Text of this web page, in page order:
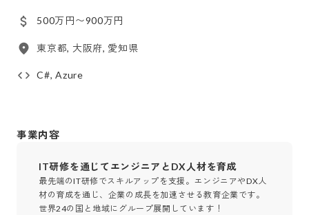
500万円〜900万円
東京都, 大阪府, 愛知県
C#, Azure
事業内容
IT研修を通じてエンジニアとDX人材を育成
最先端のIT研修でスキルアップを支援。エンジニアやDX人
材の育成を通じ、企業の成長を加速させる教育企業です。
世界24の国と地域にグループ展開しています！